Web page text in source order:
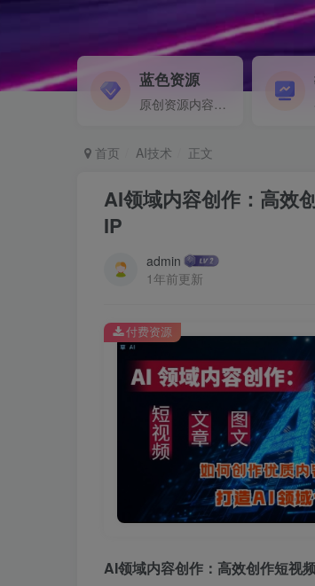
蓝色资源
原创资源内容精选...
首页 AI技术 正文
AI领域内容创作：高效
IP
admin
1年前更新
付费资源
AI领域内容创作 ：高效创作短视